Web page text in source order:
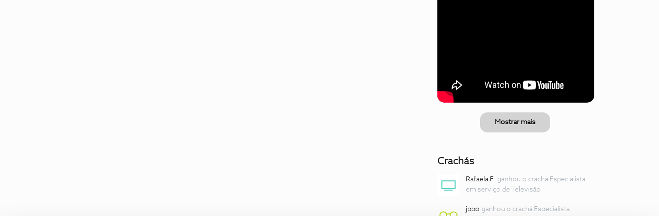
Mostrar mais
Crachás
Rafaela F. ganhou o crachá Especialista
em serviço de Televisão
jppo ganhou o crachá Especialista